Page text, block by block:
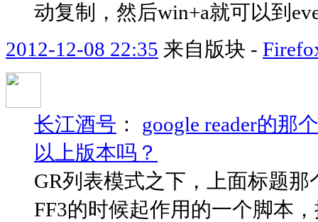
动复制，然后win+a就可以到
2012-12-08 22:35 来自版块 -
长江酒号 ： google reader的那
以上版本吗？
GR列表模式之下，上面标题
FF3的时候起作用的一个脚本